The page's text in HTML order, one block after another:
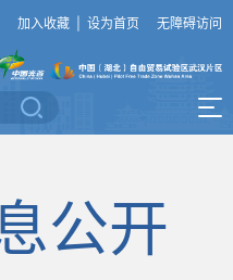
加入收藏 设为首页 无障碍访问
公开